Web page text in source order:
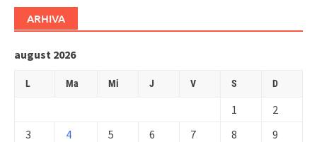
ARHIVA
august 2026
L Ma Mi J V S D
1
2
3
4 5 6 7 8
9